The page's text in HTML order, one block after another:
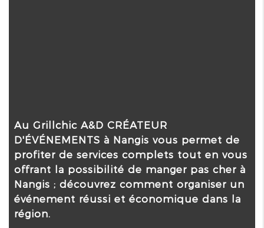
Au Grillchic A&D CRÉATEUR
D'ÉVÉNEMENTS à Nangis vous permet de
profiter de services complets tout en vous
offrant la possibilité de manger pas cher à
Nangis ; découvrez comment organiser un
événement réussi et économique dans la
région.